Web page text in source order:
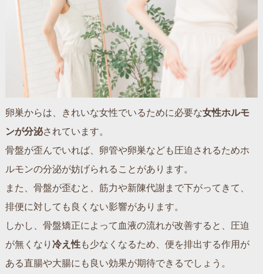
卵巣からは、きれいな女性でいるために必要な女性ホルモ
ンが分泌されています。
骨盤が歪んでいれば、卵管や卵巣なども圧迫されるためホ
ルモンの分泌が妨げられることがあります。
また、骨盤が歪むと、筋力や新陳代謝まで下がってきて、
排便に対しても良くない影響があります。
しかし、骨盤矯正によって血液の流れが改善すると、圧迫
が無くなり 冷え性も少なくなるため、便を排出する作用が
ある直腸や大腸にも良い効果が期待できるでしょう。